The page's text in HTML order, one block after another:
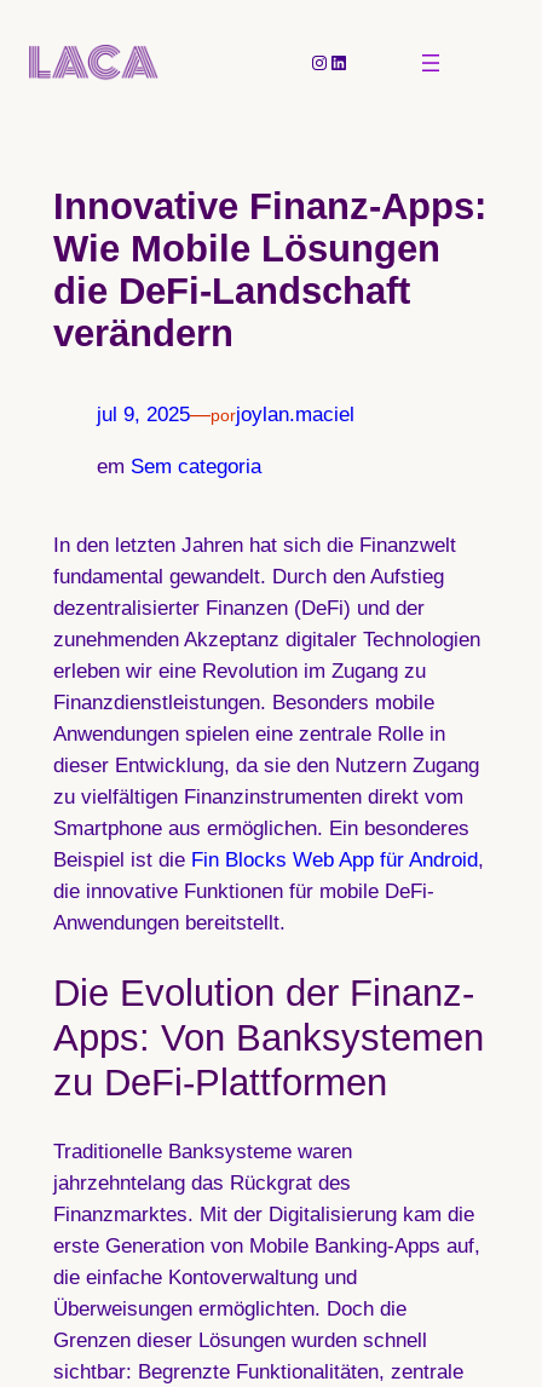
para
Instagram
LinkedIn
Innovative Finanz-Apps:
Wie Mobile Lösungen
die DeFi-Landschaft
verändern
jul 9, 2025—porjoylan.maciel
em Sem categoria
In den letzten Jahren hat sich die Finanzwelt
fundamental gewandelt. Durch den Aufstieg
dezentralisierter Finanzen (DeFi) und der
zunehmenden Akzeptanz digitaler Technologien
erleben wir eine Revolution im Zugang zu
Finanzdienstleistungen. Besonders mobile
Anwendungen spielen eine zentrale Rolle in
dieser Entwicklung, da sie den Nutzern Zugang
zu vielfältigen Finanzinstrumenten direkt vom
Smartphone aus ermöglichen. Ein besonderes
Beispiel ist die Fin Blocks Web App für Android,
die innovative Funktionen für mobile DeFi-
Anwendungen bereitstellt.
Die Evolution der Finanz-
Apps: Von Banksystemen
zu DeFi-Plattformen
Traditionelle Banksysteme waren
jahrzehntelang das Rückgrat des
Finanzmarktes. Mit der Digitalisierung kam die
erste Generation von Mobile Banking-Apps auf,
die einfache Kontoverwaltung und
Überweisungen ermöglichten. Doch die
Grenzen dieser Lösungen wurden schnell
sichtbar: Begrenzte Funktionalitäten, zentrale